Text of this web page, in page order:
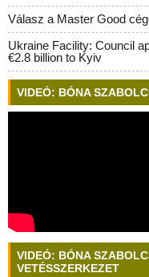
Válasz a Master Good
Ukraine Facility: Council
€2.8 billion to Kyiv
VIDEÓ: BÓNA
VIDEÓ: BÓNA
VETÉSSZERKEZET